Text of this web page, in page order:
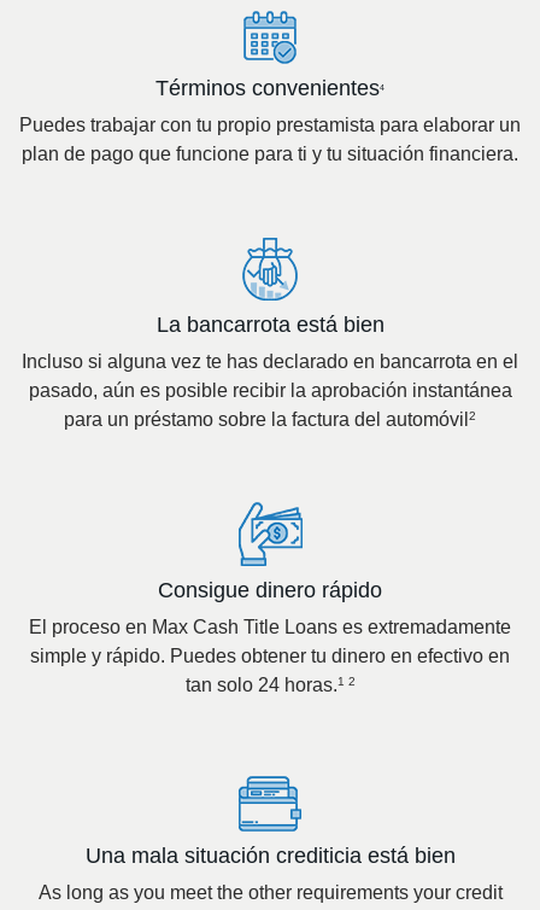
Términos convenientes4
Puedes trabajar con tu propio prestamista para elaborar un
plan de pago que funcione para ti y tu situación financiera.
La bancarrota está bien
Incluso si alguna vez te has declarado en bancarrota en el
pasado, aún es posible recibir la aprobación instantánea
para un préstamo sobre la factura del automóvil 2
Consigue dinero rápido
El proceso en Max Cash Title Loans es extremadamente
simple y rápido. Puedes obtener tu dinero en efectivo en
tan solo 24 horas.1 2
Una mala situación crediticia está bien
As long as you meet the other requirements your credit